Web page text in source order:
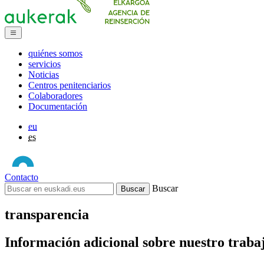
quiénes somos
servicios
Noticias
Centros penitenciarios
Colaboradores
Documentación
eu
es
Contacto
Buscar
transparencia
Información adicional sobre nuestro